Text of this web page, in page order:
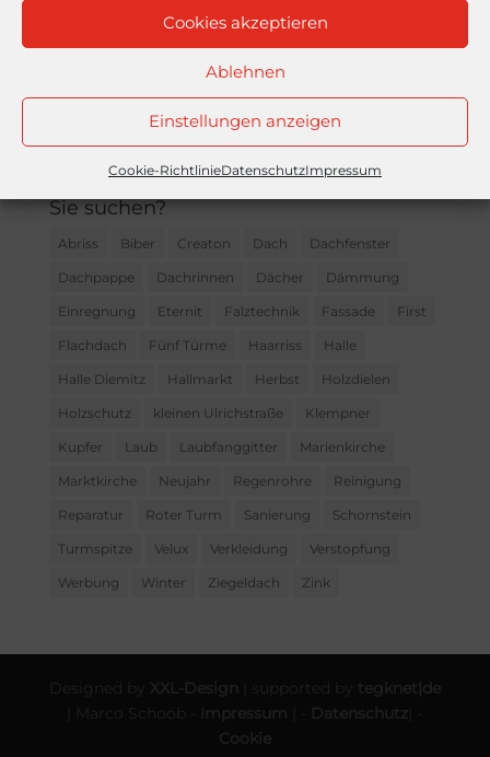
Cookies akzeptieren
Ablehnen
Einstellungen anzeigen
Cookie-RichtlinieDatenschutzImpressum
Sie suchen?
Abriss Biber Creaton Dach Dachfenster
Dachpappe Dachrinnen Dächer Dämmung
Einregnung Eternit Falztechnik Fassade First
Flachdach Fünf Türme Haarriss Halle
Halle Diemitz Hallmarkt Herbst Holzdielen
Holzschutz kleinen Ulrichstraße Klempner
Kupfer Laub Laubfanggitter Marienkirche
Marktkirche Neujahr Regenrohre Reinigung
Reparatur Roter Turm Sanierung Schornstein
Turmspitze Velux Verkleidung Verstopfung
Werbung Winter Ziegeldach Zink